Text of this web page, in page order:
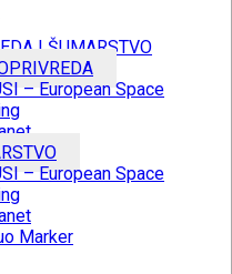
I ŠUMARSTVO
– European Space
– European Space
Marker